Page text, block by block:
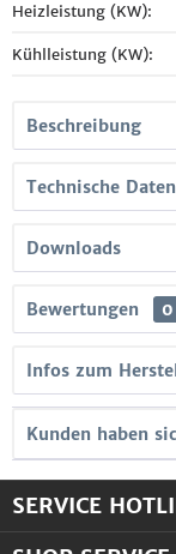
Heizleistung (KW):
Kühlleistung (KW):
Beschreibung
Technische Daten
Downloads
Bewertungen 0
Infos zum
Kunden haben
SERVICE